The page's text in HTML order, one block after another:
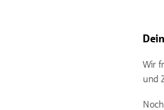
Wir
und